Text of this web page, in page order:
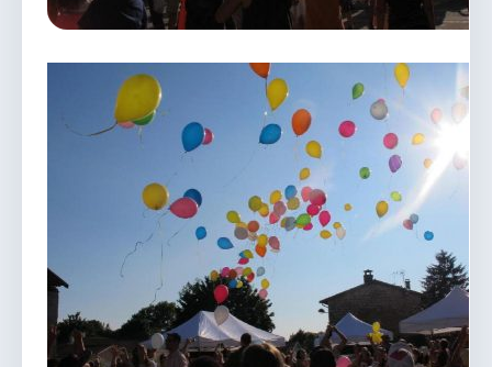
vous.
mairie@douvres.fr
140 Place de la Babillière, 01500 Douvres
Contacter la mairie
Le guichet des associations
publier une annonce